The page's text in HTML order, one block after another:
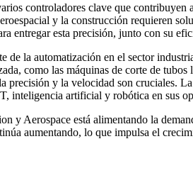
controladores clave que
y la construcción requieren
entregar esta precisión, junto con su
la automatización en el sector
como las máquinas de corte de
y la velocidad son cruciales.
inteligencia artificial y robótica en sus
Aerospace está alimentando la
aumentando, lo que impulsa el